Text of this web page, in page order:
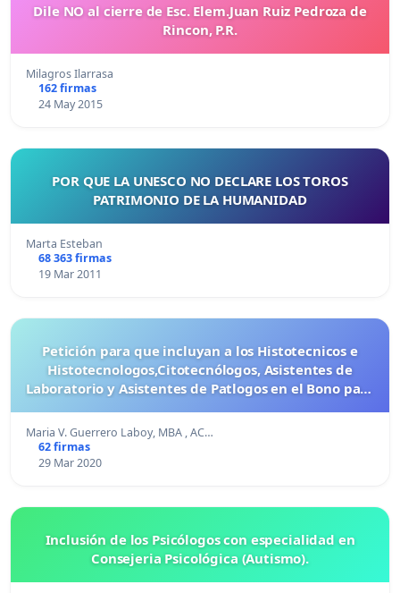
Dile NO al cierre de Esc. Elem.Juan Ruiz Pedroza de
Rincon, P.R.
Milagros Ilarrasa
162 firmas
24 May 2015
POR QUE LA UNESCO NO DECLARE LOS TOROS
PATRIMONIO DE LA HUMANIDAD
Marta Esteban
68 363 firmas
19 Mar 2011
Petición para que incluyan a los Histotecnicos e
Histotecnologos,Citotecnólogos, Asistentes de
Laboratorio y Asistentes de Patlogos en el Bono para
Maria V. Guerrero Laboy, MBA , AC…
62 firmas
29 Mar 2020
Inclusión de los Psicólogos con especialidad en
Consejeria Psicológica (Autismo).